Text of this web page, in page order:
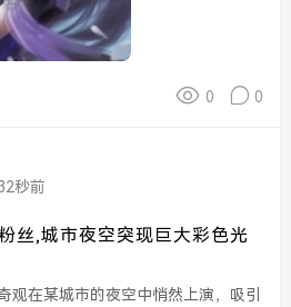
0 0
秒前
丝,城市夜空突现巨大彩色光
观在某城市的夜空中悄然上演，吸引